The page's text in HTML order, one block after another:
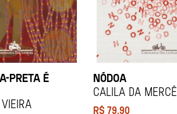
PRETA É
NÓDOA
Calila da Mercê
R$79,90